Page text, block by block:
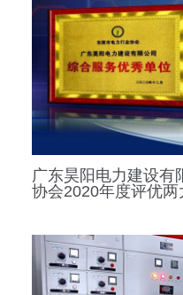
广东昊阳电力建设有
协会2020年度评优两